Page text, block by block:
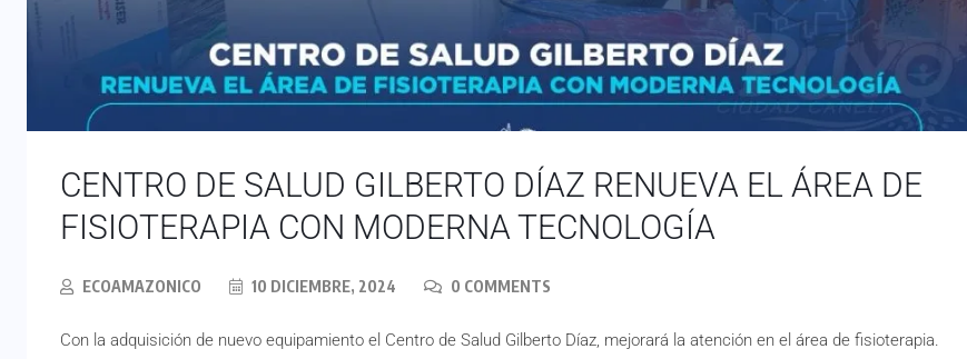
CENTRO DE SALUD GILBERTO DÍAZ RENUEVA EL ÁREA DE
FISIOTERAPIA CON MODERNA TECNOLOGÍA
ECOAMAZONICO 10 DICIEMBRE, 2024 0 COMMENTS
Con la adquisición de nuevo equipamiento el Centro de Salud Gilberto Díaz, mejorará la atención en el área de fisioterapia.